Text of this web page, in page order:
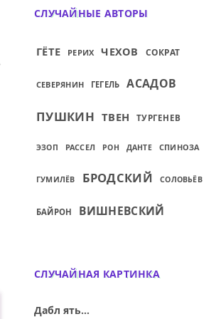
КАЖДЫЙ ЧУВСТВУЕТ,
СЛУЧАЙНЫЕ АВТОРЫ
ГЁТЕ РЕРИХ ЧЕХОВ СОКРАТ
СЕВЕРЯНИН ГЕГЕЛЬ АСАДОВ
ПУШКИН ТВЕН ТУРГЕНЕВ
ЭЗОП РАССЕЛ РОН ДАНТЕ СПИНОЗА
ГУМИЛЁВ БРОДСКИЙ СОЛОВЬЁВ
БАЙРОН ВИШНЕВСКИЙ
СЛУЧАЙНАЯ КАРТИНКА
Дабл ять...